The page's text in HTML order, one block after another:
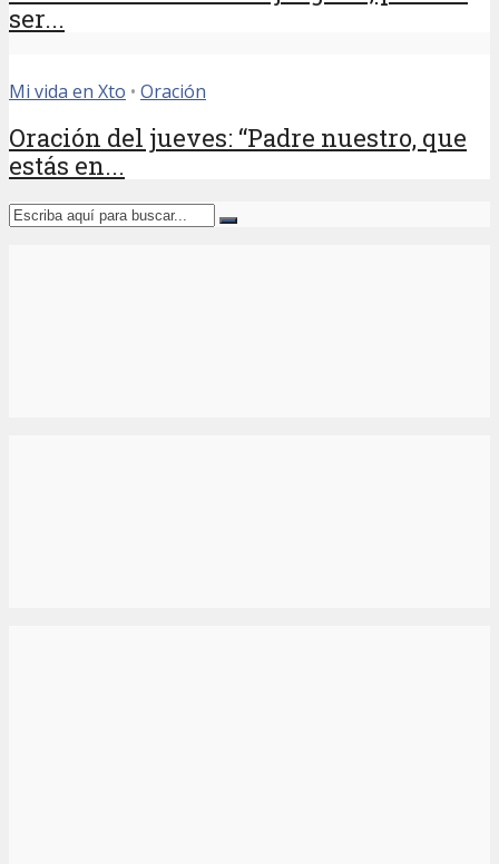
ser...
Mi vida en Xto • Oración
Oración del jueves: “Padre nuestro, que
estás en...